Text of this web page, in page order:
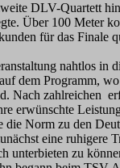
DLV-Quartett
Über 100 Meter
für das Finale
nahtlos in
dem Programm,
Nach zahlreichen
erwünschte
die Norm zu den
eine ruhigere
unterbieten zu